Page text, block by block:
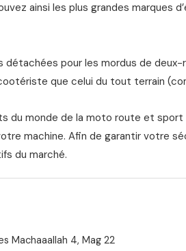
ainsi les plus grandes marques
pour les mordus de
que celui du tout terrain
du monde de la moto route et
machine. Afin de garantir votre
du marché.
Machaaallah 4, Mag 22